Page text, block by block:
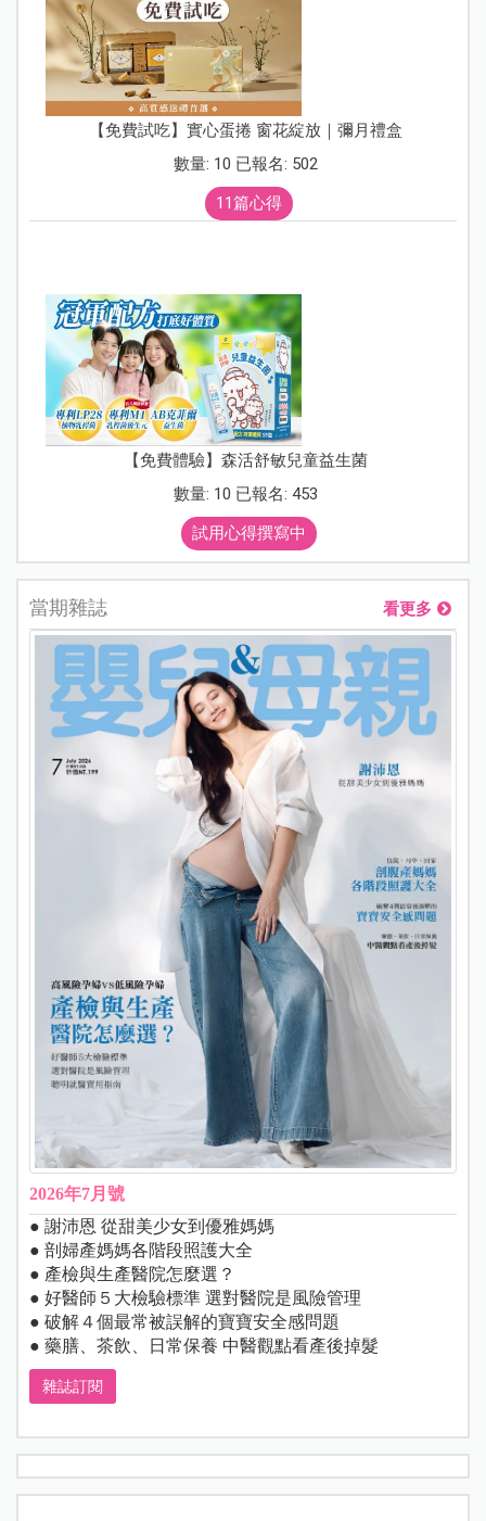
【免費試吃】實心蛋捲 窗花綻放｜彌月禮盒
數量: 10 已報名: 502
11篇心得
【免費體驗】森活舒敏兒童益生菌
數量: 10 已報名: 453
試用心得撰寫中
當期雜誌 看更多
2026年7月號
● 謝沛恩 從甜美少女到優雅媽媽
● 剖婦產媽媽各階段照護大全
● 產檢與生產醫院怎麼選？
● 好醫師５大檢驗標準 選對醫院是風險管理
● 破解４個最常被誤解的寶寶安全感問題
● 藥膳、茶飲、日常保養 中醫觀點看產後掉髮
雜誌訂閱